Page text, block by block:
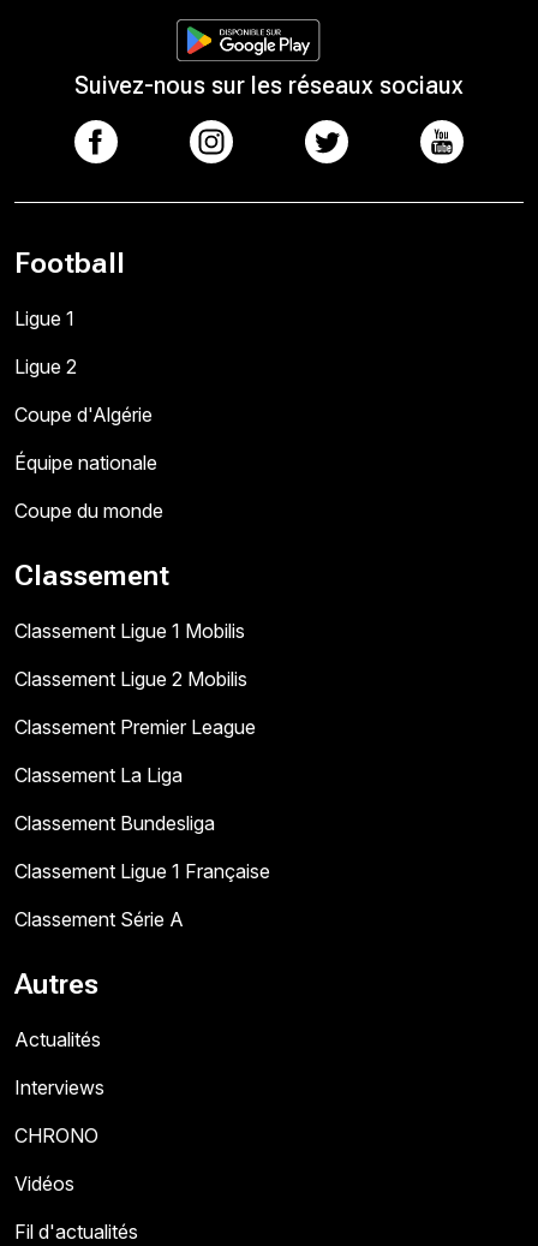
Suivez-nous sur les réseaux sociaux
Football
Ligue 1
Ligue 2
Coupe d'Algérie
Équipe nationale
Coupe du monde
Classement
Classement Ligue 1 Mobilis
Classement Ligue 2 Mobilis
Classement Premier League
Classement La Liga
Classement Bundesliga
Classement Ligue 1 Française
Classement Série A
Autres
Actualités
Interviews
CHRONO
Vidéos
Fil d'actualités